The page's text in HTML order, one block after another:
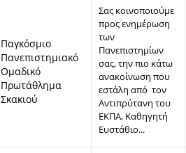
Παγκόσμιο
Πανεπιστημιακό
Ομαδικό
Πρωτάθλημα
Σκακιού
Σας κοινοποιούμε
προς ενημέρωση
των
Πανεπιστημίων
σας, την πιο κάτω
ανακοίνωση που
εστάλη από τον
Αντιπρύτανη του
ΕΚΠΑ, Καθηγητή
Ευστάθιο...